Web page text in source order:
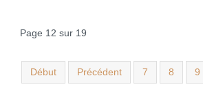
Page 12 sur 19
Début Précédent 7 8 9